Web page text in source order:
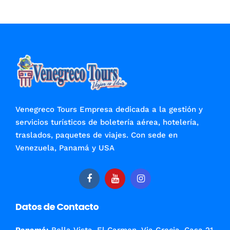
Las
opciones
se
elegir
en
la
página
Venegreco Tours Empresa dedicada a la gestión y
servicios turísticos de boletería aérea, hotelería,
traslados, paquetes de viajes. Con sede en
Venezuela, Panamá y USA
Datos de Contacto